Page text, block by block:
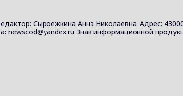
Сыроежкина Анна Николаевна. Адрес:
newscod@yandex.ru Знак информационной